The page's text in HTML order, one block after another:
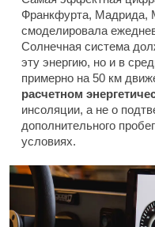
Франкфурта, Мадрида,
смоделировала
Солнечная система
эту энергию, но и в
примерно на 50 км
расчетном
инсоляции, а не о
дополнительного
условиях.